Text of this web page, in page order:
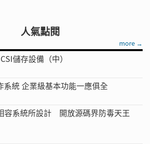
人氣點閱
more →
儲存設備（中）
統 企業級基本功能一應俱全
容系統所設計 開放源碼界防毒天王